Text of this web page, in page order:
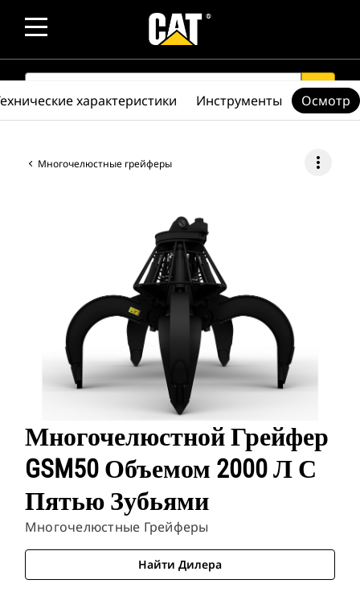
SEARCH search
Многочелюстные грейферы more_vert
Многочелюстной Грейфер
GSM50 Объемом 2000 Л С
Пятью Зубьями
Многочелюстные Грейферы
Найти Дилера
характеристики Инструменты Осмотр